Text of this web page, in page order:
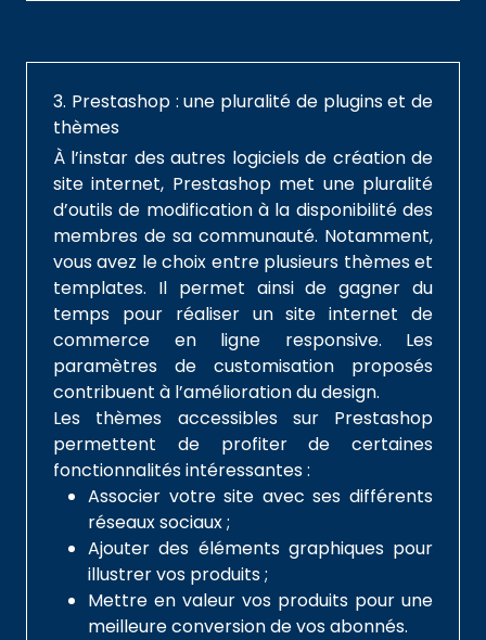
3. Prestashop : une pluralité de plugins et de
thèmes
À l’instar des autres logiciels de création de
site internet, Prestashop met une pluralité
d’outils de modification à la disponibilité des
membres de sa communauté. Notamment,
vous avez le choix entre plusieurs thèmes et
templates. Il permet ainsi de gagner du
temps pour réaliser un site internet de
commerce en ligne responsive. Les
paramètres de customisation proposés
contribuent à l’amélioration du design.
Les thèmes accessibles sur Prestashop
permettent de profiter de certaines
fonctionnalités intéressantes :
Associer votre site avec ses différents
réseaux sociaux ;
Ajouter des éléments graphiques pour
illustrer vos produits ;
Mettre en valeur vos produits pour une
meilleure conversion de vos abonnés.